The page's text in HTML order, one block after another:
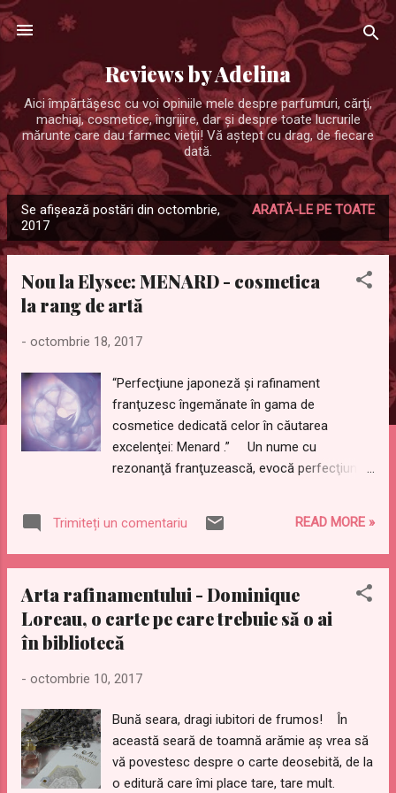
Treceți la conținutul principal
Reviews by Adelina
Aici împărtăşesc cu voi opiniile mele despre parfumuri, cărţi,
machiaj, cosmetice, îngrijire, dar şi despre toate lucrurile
mărunte care dau farmec vieţii! Vă aştept cu drag, de fiecare
dată.
o
Se afișează postări din octombrie,
2017
ARATĂ-LE PE TOATE
Nou la Elysee: MENARD - cosmetica
la rang de artă
- octombrie 18, 2017
“Perfecţiune japoneză şi rafinament
franţuzesc îngemănate în gama de
cosmetice dedicată celor în căutarea
excelenţei: Menard .” Un nume cu
rezonanţă franţuzească, evocă perfecţiunea
acasă plin de mândrie”, proverbul japonez
după care se ghidează compania, are o
spirit francez, dar s-a format şi a crescut în
Ţara Soarelui Răsare. În Japonia, Menard
este sinonimul excelenţei în domeniul
completează conceptul de frumuseţe
Aoyama Resort şi Museul de Artă Menard.
În completarea acestui spirit al excelenţei,
Institutul Menard, situat în epicentrul luxului
parizian: Place Vendome, oferă o experienţă
Trimiteți un comentariu READ MORE »
Arta rafinamentului - Dominique
Loreau, o carte pe care trebuie să o ai
în bibliotecă
- octombrie 10, 2017
Bună seara, dragi iubitori de frumos! În
această seară de toamnă arămie aș vrea să
vă povestesc despre o carte deosebită, de la
o editură care îmi place tare, tare mult.